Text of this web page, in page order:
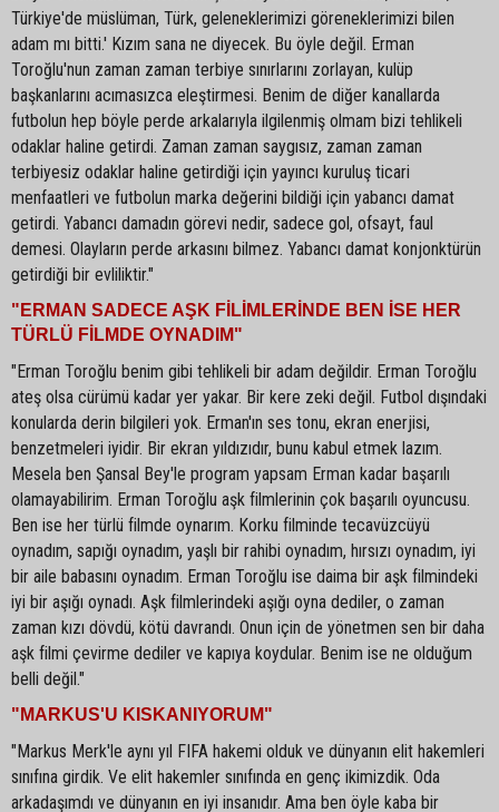
Türkiye'de müslüman, Türk, geleneklerimizi göreneklerimizi bilen
adam mı bitti.' Kızım sana ne diyecek. Bu öyle değil. Erman
Toroğlu'nun zaman zaman terbiye sınırlarını zorlayan, kulüp
başkanlarını acımasızca eleştirmesi. Benim de diğer kanallarda
futbolun hep böyle perde arkalarıyla ilgilenmiş olmam bizi tehlikeli
odaklar haline getirdi. Zaman zaman saygısız, zaman zaman
terbiyesiz odaklar haline getirdiği için yayıncı kuruluş ticari
menfaatleri ve futbolun marka değerini bildiği için yabancı damat
getirdi. Yabancı damadın görevi nedir, sadece gol, ofsayt, faul
demesi. Olayların perde arkasını bilmez. Yabancı damat konjonktürün
getirdiği bir evliliktir."
"ERMAN SADECE AŞK FİLİMLERİNDE BEN İSE HER
TÜRLÜ FİLMDE OYNADIM"
"Erman Toroğlu benim gibi tehlikeli bir adam değildir. Erman Toroğlu
ateş olsa cürümü kadar yer yakar. Bir kere zeki değil. Futbol dışındaki
konularda derin bilgileri yok. Erman'ın ses tonu, ekran enerjisi,
benzetmeleri iyidir. Bir ekran yıldızıdır, bunu kabul etmek lazım.
Mesela ben Şansal Bey'le program yapsam Erman kadar başarılı
olamayabilirim. Erman Toroğlu aşk filmlerinin çok başarılı oyuncusu.
Ben ise her türlü filmde oynarım. Korku filminde tecavüzcüyü
oynadım, sapığı oynadım, yaşlı bir rahibi oynadım, hırsızı oynadım, iyi
bir aile babasını oynadım. Erman Toroğlu ise daima bir aşk filmindeki
iyi bir aşığı oynadı. Aşk filmlerindeki aşığı oyna dediler, o zaman
zaman kızı dövdü, kötü davrandı. Onun için de yönetmen sen bir daha
aşk filmi çevirme dediler ve kapıya koydular. Benim ise ne olduğum
belli değil."
"MARKUS'U KISKANIYORUM"
"Markus Merk'le aynı yıl FIFA hakemi olduk ve dünyanın elit hakemleri
sınıfına girdik. Ve elit hakemler sınıfında en genç ikimizdik. Oda
arkadaşımdı ve dünyanın en iyi insanıdır. Ama ben öyle kaba bir